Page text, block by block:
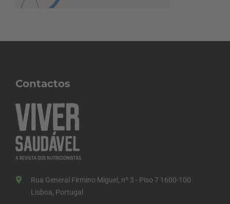
Contactos
Rua General Firmino Miguel, nº 3 - Piso 7 1600-100
Lisboa, Portugal